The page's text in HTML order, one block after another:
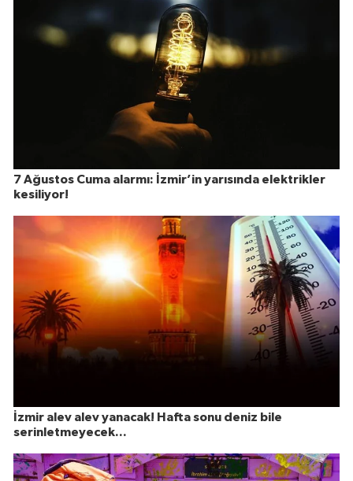
7 Ağustos Cuma alarmı: İzmir’in yarısında elektrikler
kesiliyor!
İzmir alev alev yanacak! Hafta sonu deniz bile
serinletmeyecek...